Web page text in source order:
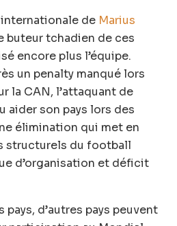
de Marius
buteur tchadien de ces
encore plus l’équipe.
un penalty manqué lors
la CAN, l’attaquant de
aider son pays lors des
élimination qui met en
structurels du football
d’organisation et déficit
d’autres pays peuvent